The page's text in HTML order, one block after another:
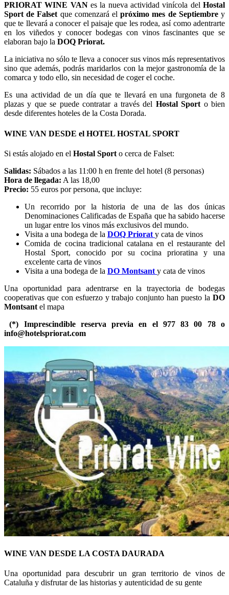
PRIORAT WINE VANes la nueva actividad vinícola delHostal
Sport de Falsetque comenzará elpróximo mes de Septiembrey
que te llevará a conocer el paisaje que les rodea, así como adentrarte
en los viñedos y conocer bodegas con vinos fascinantes que se
elaboran bajo la DOQ Priorat.
La iniciativa no sólo te lleva a conocer sus vinos más representativos
sino que además, podrás maridarlos con la mejor gastronomía de la
comarca y todo ello, sin necesidad de coger el coche.
Es una actividad de un día que te llevará en una furgoneta de 8
plazas y que se puede contratar a través del Hostal Sporto bien
desde diferentes hoteles de la Costa Dorada.
WINE VAN DESDE el HOTEL HOSTAL SPORT
Si estás alojado en el Hostal Sport o cerca de Falset:
Salidas: Sábados a las 11:00 h en frente del hotel (8 personas)
Hora de llegada: A las 18,00
Precio: 55 euros por persona, que incluye:
Un recorrido por la historia de una de las dos únicas
Denominaciones Calificadas de España que ha sabido hacerse
un lugar entre los vinos más exclusivos del mundo.
Visita a una bodega de la DOQ Priorat y cata de vinos
Comida de cocina tradicional catalana en el restaurante del
Hostal Sport, conocido por su cocina prioratina y una
excelente carta de vinos
Visita a una bodega de la DO Montsant y cata de vinos
Una oportunidad para adentrarse en la trayectoria de bodegas
cooperativas que con esfuerzo y trabajo conjunto han puesto la DO
Montsant el mapa
(*) Imprescindible reserva previa en el 977 83 00 78 o
info@hotelspriorat.com
WINE VAN DESDE LA COSTA DAURADA
Una oportunidad para descubrir un gran territorio de vinos de
Cataluña y disfrutar de las historias y autenticidad de su gente